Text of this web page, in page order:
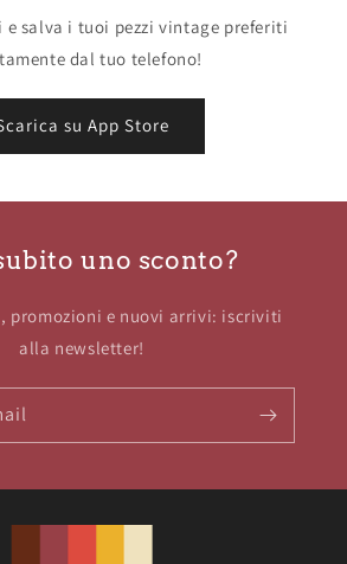
e salva i tuoi pezzi vintage preferiti
dal tuo telefono!
su App Store
uno sconto?
promozioni e nuovi arrivi: iscriviti
alla newsletter!